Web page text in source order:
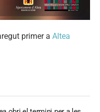
primer a Altea